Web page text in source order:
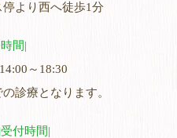
停より西へ徒歩1分
間
～18:30
診療となります。
付時間